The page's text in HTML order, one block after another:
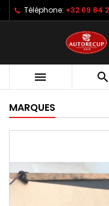
Téléphone: +32 69 84
 
MARQUES